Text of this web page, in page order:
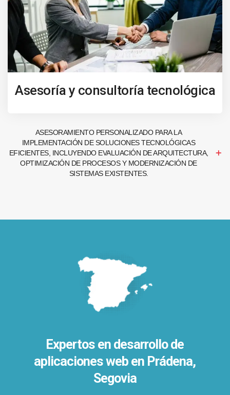
Asesoría y consultoría tecnológica
ASESORAMIENTO PERSONALIZADO PARA LA
IMPLEMENTACIÓN DE SOLUCIONES TECNOLÓGICAS
EFICIENTES, INCLUYENDO EVALUACIÓN DE ARQUITECTURA,
OPTIMIZACIÓN DE PROCESOS Y MODERNIZACIÓN DE
SISTEMAS EXISTENTES.
Expertos en desarrollo de
aplicaciones web en Prádena,
Segovia